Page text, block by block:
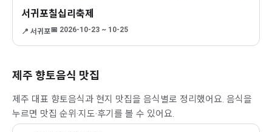
서귀포칠십리축제
📍 서귀포📅 2026-10-23 ~ 10-25
제주 향토음식 맛집
제주 대표 향토음식과 현지 맛집을 음식별로 정리했어요. 음식을
누르면 맛집 순위·지도·후기를 볼 수 있어요.